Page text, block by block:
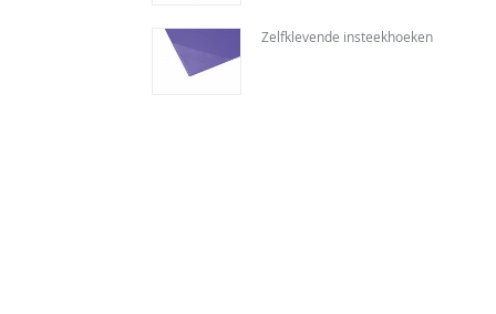
Zelfklevende insteekhoeken